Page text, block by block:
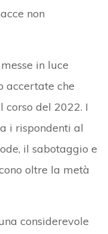
non
in luce
accertate che
del 2022. I
i rispondenti al
il sabotaggio e
oltre la metà
considerevole